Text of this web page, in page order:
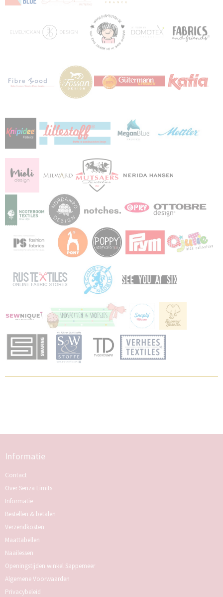
Informatie
Contact
Over Senza Limits
Informatie
Bestellen & betalen
Verzendkosten
Maattabellen
Naailessen
Openingstijden winkel Sappemeer
Algemene Voorwaarden
Privacybeleid